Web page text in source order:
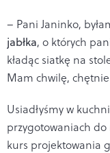
– Pani Janinko,
jabłka, o których
kładąc siatkę na
Mam chwilę, chętnie
Usiadłyśmy w
przygotowaniach do
kurs projektowania